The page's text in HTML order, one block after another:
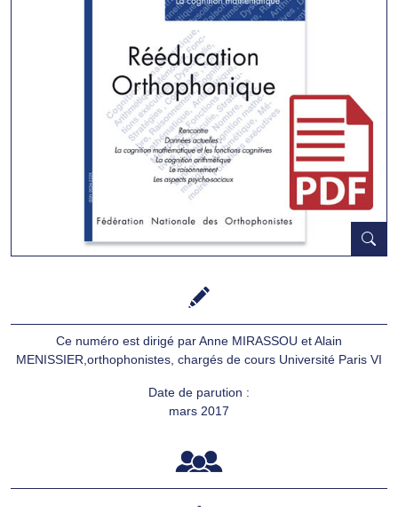
Ce numéro est dirigé par Anne MIRASSOU et Alain
MENISSIER,orthophonistes, chargés de cours Université Paris VI
Date de parution :
mars 2017
-